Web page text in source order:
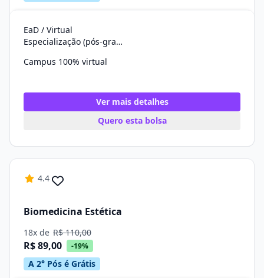
EaD / Virtual
Especialização (pós-graduação)
Campus 100% virtual
Ver mais detalhes
Quero esta bolsa
4.4
Biomedicina Estética
18x de R$ 110,00
R$ 89,00 -19%
A 2° Pós é Grátis